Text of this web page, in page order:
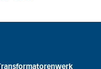
Transformatorenwerk